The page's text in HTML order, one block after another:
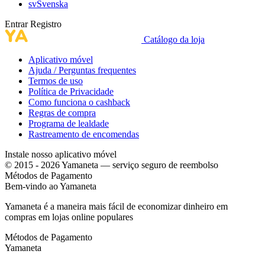
svSvenska
Entrar Registro
Catálogo da loja
Aplicativo móvel
Ajuda / Perguntas frequentes
Termos de uso
Política de Privacidade
Como funciona o cashback
Regras de compra
Programa de lealdade
Rastreamento de encomendas
Instale nosso aplicativo móvel
© 2015 - 2026 Yamaneta — serviço seguro de reembolso
Métodos de Pagamento
Bem-vindo aoYamaneta
Yamaneta é a maneira mais fácil de economizar dinheiro em
compras em lojas online populares
Métodos de Pagamento
Yamaneta